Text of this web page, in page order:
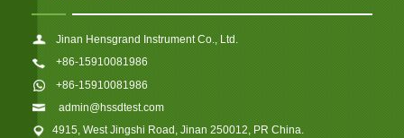
Jinan Hensgrand Instrument Co., Ltd.
+86-15910081986
+86-15910081986
admin@hssdtest.com
4915, West Jingshi Road, Jinan 250012, PR China.